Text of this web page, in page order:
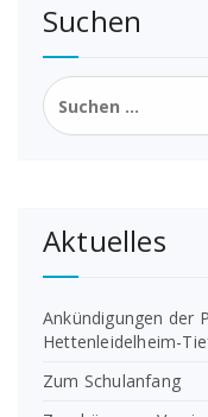
Suchen
Suchen
nach:
Aktuelles
Ankündigungen der
Hettenleidelheim-
Zum Schulanfang